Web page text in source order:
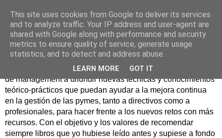
Nuevo Viernes - Nuevo
Libro
Nace con la misión de ayudar mediante la lectura de libros
de management a difundir nuevas técnicas y conocimientos
teórico-prácticos que puedan ayudar a la mejora continua
en la gestión de las pymes, tanto a directivos como a
profesionales, para hacer frente a los nuevos retos con más
recursos. Con el objetivo y los valores de recomendar
siempre libros que yo hubiese leído antes y supiese a fondo
This site uses cookies from Google to deliver its services
and to analyze traffic. Your IP address and user-agent are
shared with Google along with performance and security
metrics to ensure quality of service, generate usage
statistics, and to detect and address abuse.
LEARN MORE GOT IT